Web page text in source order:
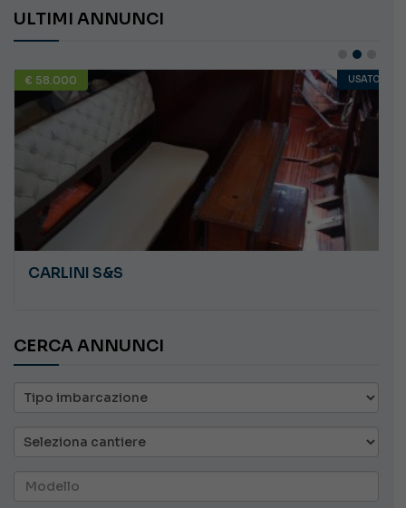
ULTIMI ANNUNCI
€ 58.000 USATO
CARLINI S&S
CERCA ANNUNCI